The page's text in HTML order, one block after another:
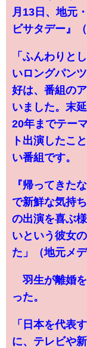
月13日、地元
ビサタデー』
「ふんわりと
いロングパン
好は、番組の
いました。末
20年までテー
ト出演したこ
い番組です。
『帰ってきた
で新鮮な気持
の出演を喜ぶ
いという彼女
た」（地元メ
羽生が離婚を
った。
「日本を代表
に、テレビや